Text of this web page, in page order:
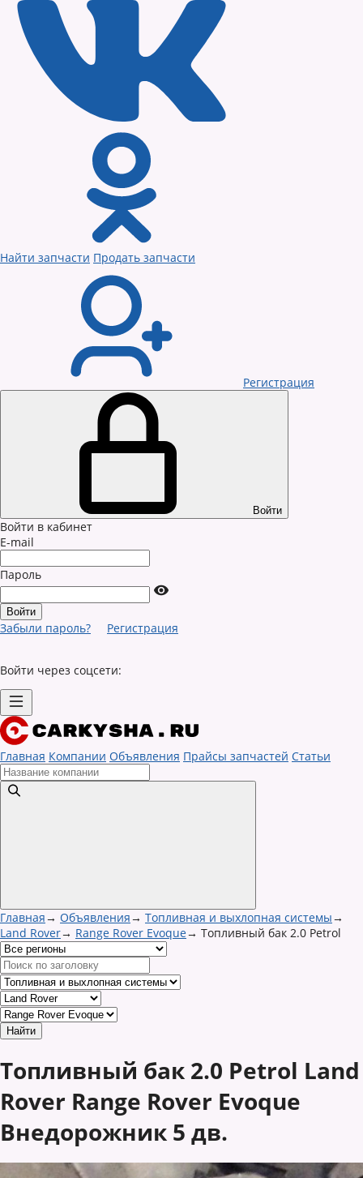
Найти запчасти Продать запчасти
Регистрация
Войти
Войти в кабинет
E-mail
Пароль
Забыли пароль? Регистрация
Войти через соцсети:
Главная Компании Объявления Прайсы запчастей Статьи
Главная→ Объявления→ Топливная и выхлопная системы→
Land Rover→ Range Rover Evoque→ Топливный бак 2.0 Petrol
Топливный бак 2.0 Petrol Land
Rover Range Rover Evoque
Внедорожник 5 дв.